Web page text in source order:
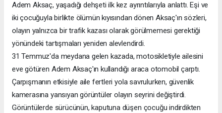
Adem Aksaç, yaşadığı dehşeti ilk kez ayrıntılarıyla anlattı. Eşi ve
iki çocuğuyla birlikte ölümün kıyısından dönen Aksaç'ın sözleri,
olayın yalnızca bir trafik kazası olarak görülmemesi gerektiği
yönündeki tartışmaları yeniden alevlendirdi.
31 Temmuz'da meydana gelen kazada, motosikletiyle ailesini
eve götüren Adem Aksaç'ın kullandığı araca otomobil çarptı.
Çarpışmanın etkisiyle aile fertleri yola savrulurken, güvenlik
kamerasına yansıyan görüntüler olayın seyrini değiştirdi.
Görüntülerde sürücünün, kaputuna düşen çocuğu indirdikten